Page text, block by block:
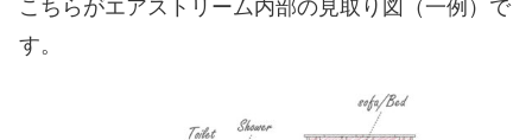
こちらがエアストリーム内部の見取り図（一例）で
す。